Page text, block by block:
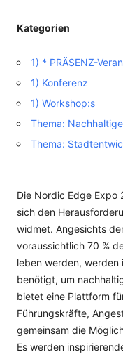
Kategorien
1) * PRÄSENZ-
1) Konferenz
1) Workshop:s
Thema:
Thema:
Die Nordic Edge Expo
sich den
widmet. Angesichts
voraussichtlich 70 %
leben werden,
benötigt, um
bietet eine Plattform
Führungskräfte,
gemeinsam die
Es werden